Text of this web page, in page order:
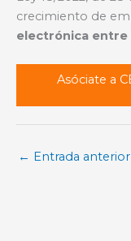
crecimiento de
electrónica entre
Asóciate a
← Entrada anterior